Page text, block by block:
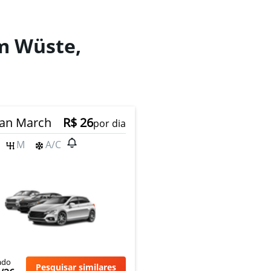
Wüste,
March R$ 26por dia
M
A/C
Pesquisar similares